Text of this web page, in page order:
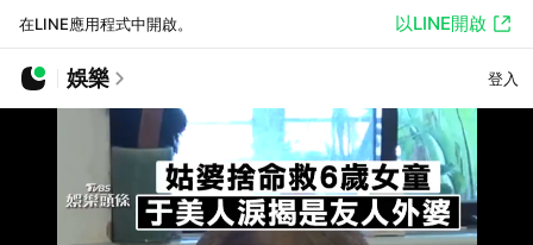
在LINE應用程式中開啟。 以LINE開啟
娛樂 登入